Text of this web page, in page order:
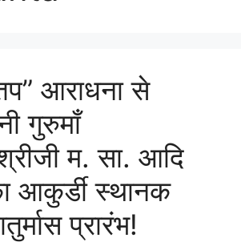
आराधना से
गुरुमॉं
म. सा. आदि
आकुर्डी स्थानक
प्रारंभ!